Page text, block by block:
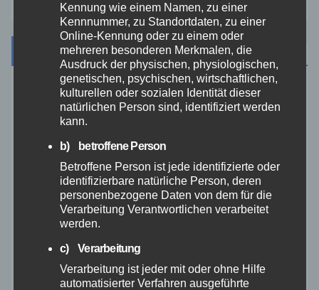
August 2026
Juni 2026
Mai 2026
April 2026
März 2026
Kennung wie einem Namen, zu einer
Kennnummer, zu Standortdaten, zu einer
Online-Kennung oder zu einem oder
mehreren besonderen Merkmalen, die
Ausdruck der physischen, physiologischen,
genetischen, psychischen, wirtschaftlichen,
kulturellen oder sozialen Identität dieser
natürlichen Person sind, identifiziert werden
kann.
b) betroffene Person
Betroffene Person ist jede identifizierte oder
identifizierbare natürliche Person, deren
personenbezogene Daten von dem für die
Verarbeitung Verantwortlichen verarbeitet
werden.
c) Verarbeitung
Verarbeitung ist jeder mit oder ohne Hilfe
automatisierter Verfahren ausgeführte